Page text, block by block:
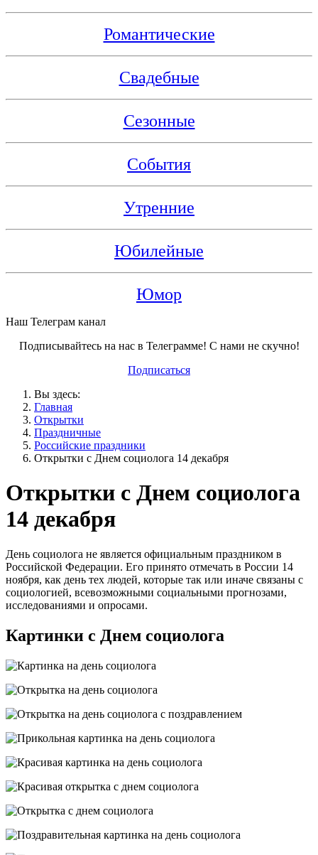
Романтические
Свадебные
Сезонные
События
Утренние
Юбилейные
Юмор
Наш Телеграм канал
Подписывайтесь на нас в Телеграмме! С нами не скучно!
Подписаться
Вы здесь:
Главная
Открытки
Праздничные
Российские праздники
Открытки с Днем социолога 14 декабря
Открытки с Днем социолога
14 декабря
День социолога не является официальным праздником в
Российской Федерации. Его принято отмечать в России 14
ноября, как день тех людей, которые так или иначе связаны с
социологией, всевозможными социальными прогнозами,
исследованиями и опросами.
Картинки с Днем социолога